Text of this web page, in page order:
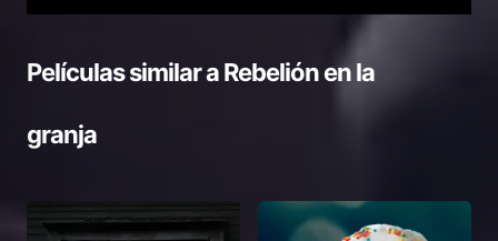
Películas similar aRebelión en la
granja